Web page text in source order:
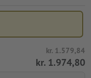
kr. 1.579,84
kr. 1.974,80